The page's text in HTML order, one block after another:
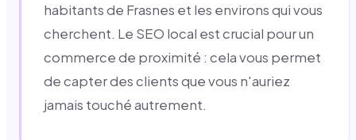
habitants de Frasnes et les environs qui vous
cherchent. Le SEO local est crucial pour un
commerce de proximité : cela vous permet
de capter des clients que vous n'auriez
jamais touché autrement.